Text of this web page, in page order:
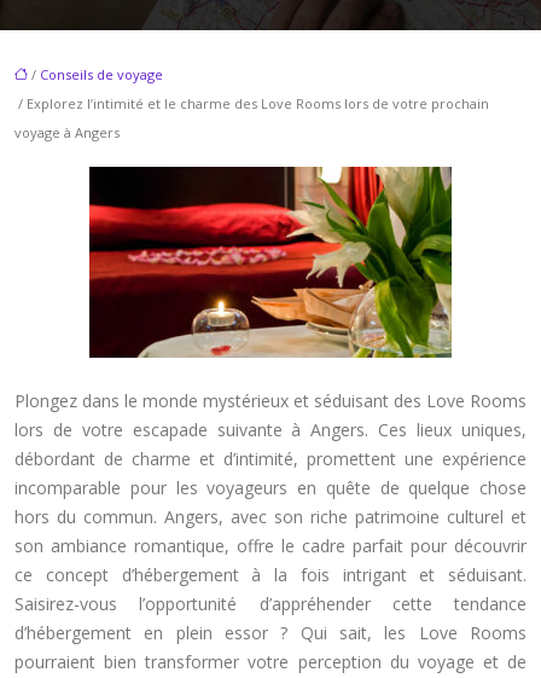
/ Conseils de voyage
/ Explorez l’intimité et le charme des Love Rooms lors de votre prochain
voyage à Angers
Plongez dans le monde mystérieux et séduisant des Love Rooms
lors de votre escapade suivante à Angers. Ces lieux uniques,
débordant de charme et d’intimité, promettent une expérience
incomparable pour les voyageurs en quête de quelque chose
hors du commun. Angers, avec son riche patrimoine culturel et
son ambiance romantique, offre le cadre parfait pour découvrir
ce concept d’hébergement à la fois intrigant et séduisant.
Saisirez-vous l’opportunité d’appréhender cette tendance
d’hébergement en plein essor ? Qui sait, les Love Rooms
pourraient bien transformer votre perception du voyage et de